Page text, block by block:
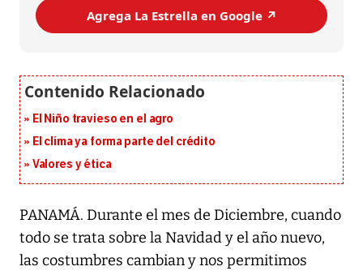
Agrega La Estrella en Google ↗️
El Niño travieso en el agro
El clima ya forma parte del crédito
Valores y ética
PANAMÁ. Durante el mes de Diciembre, cuando
todo se trata sobre la Navidad y el año nuevo,
las costumbres cambian y nos permitimos